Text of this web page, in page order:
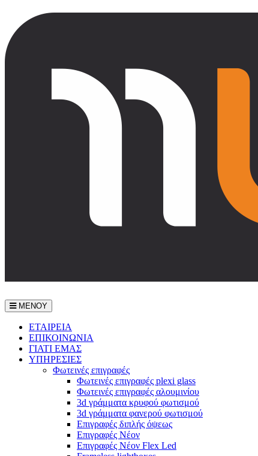
ΜΕΝΟΥ
ΕΤΑΙΡEΙΑ
ΕΠΙΚΟΙΝΩΝΙΑ
ΓΙΑΤΙ ΕΜΑΣ
ΥΠΗΡΕΣΙΕΣ
Φωτεινές επιγραφές
Φωτεινές επιγραφές plexi glass
Φωτεινές επιγραφές αλουμινίου
3d γράμματα κρυφού φωτισμού
3d γράμματα φανερού φωτισμού
Επιγραφές διπλής όψεως
Επιγραφές Νέον
Επιγραφές Νέον Flex Led